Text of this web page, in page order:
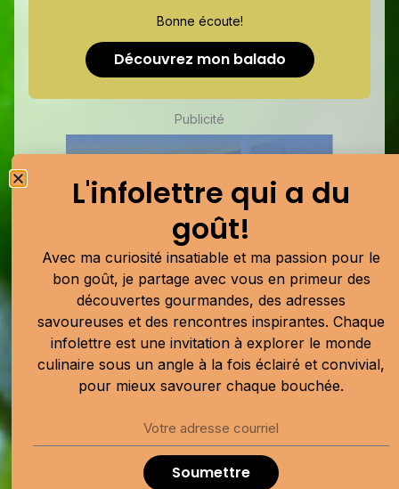
Bonne écoute!
Découvrez mon balado
Publicité
Mes incontournables d'ici et
L'infolettre qui a du
goût!
Avec ma curiosité insatiable et ma passion pour le
bon goût, je partage avec vous en primeur des
découvertes gourmandes, des adresses
savoureuses et des rencontres inspirantes. Chaque
infolettre est une invitation à explorer le monde
culinaire sous un angle à la fois éclairé et convivial,
pour mieux savourer chaque bouchée.
Soumettre